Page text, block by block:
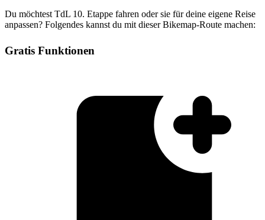
Du möchtest TdL 10. Etappe fahren oder sie für deine eigene Reise
anpassen? Folgendes kannst du mit dieser Bikemap-Route machen:
Gratis Funktionen